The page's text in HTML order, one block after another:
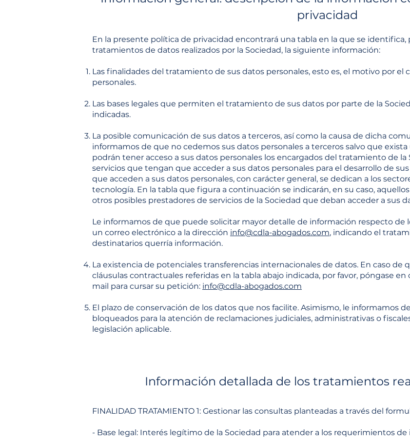
privacidad
En la presente política de privacidad encontrará una tabla en la que se
tratamientos de datos realizados por la Sociedad, la siguiente información:
Las finalidades del tratamiento de sus datos personales, esto es, el motivo por el
personales.
Las bases legales que permiten el tratamiento de sus datos por parte de la
indicadas.
La posible comunicación de sus datos a terceros, así como la causa de dicha
informamos de que no cedemos sus datos personales a terceros salvo que
podrán tener acceso a sus datos personales los encargados del tratamiento de la
servicios que tengan que acceder a sus datos personales para el desarrollo de
que acceden a sus datos personales, con carácter general, se dedican a los
tecnología. En la tabla que figura a continuación se indicarán, en su caso,
otros posibles prestadores de servicios de la Sociedad que deban acceder a sus
Le informamos de que puede solicitar mayor detalle de información respecto de
un correo electrónico a la dirección info@cdla-abogados.com, indicando el
destinatarios querría información.
La existencia de potenciales transferencias internacionales de datos. En caso de
cláusulas contractuales referidas en la tabla abajo indicada, por favor, póngase
mail para cursar su petición: info@cdla-abogados.com
El plazo de conservación de los datos que nos facilite. Asimismo, le informamos
bloqueados para la atención de reclamaciones judiciales, administrativas o
legislación aplicable.
Información detallada de los tratamientos
FINALIDAD TRATAMIENTO 1: Gestionar las consultas planteadas a través del
- Base legal: Interés legítimo de la Sociedad para atender a los requerimientos